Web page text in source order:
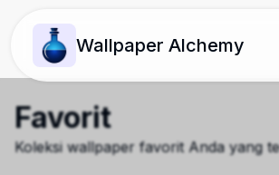
Wallpaper Alchemy
Favorit
Koleksi wallpaper favorit Anda yang